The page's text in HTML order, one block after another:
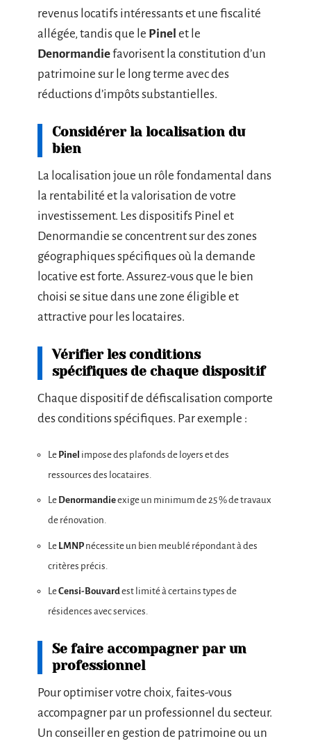
revenus locatifs intéressants et une fiscalité
allégée, tandis que le Pinel et le
Denormandiefavorisent la constitution d’un
patrimoine sur le long terme avec des
réductions d’impôts substantielles.
Considérer la localisation du
bien
La localisation joue un rôle fondamental dans
la rentabilité et la valorisation de votre
investissement. Les dispositifs Pinel et
Denormandie se concentrent sur des zones
géographiques spécifiques où la demande
locative est forte. Assurez-vous que le bien
choisi se situe dans une zone éligible et
attractive pour les locataires.
Vérifier les conditions
spécifiques de chaque dispositif
Chaque dispositif de défiscalisation comporte
des conditions spécifiques. Par exemple :
Le Pinel impose des plafonds de loyers et des
ressources des locataires.
Le Denormandieexige un minimum de 25 % de travaux
de rénovation.
Le LMNP nécessite un bien meublé répondant à des
critères précis.
LeCensi-Bouvardest limité à certains types de
résidences avec services.
Se faire accompagner par un
professionnel
Pour optimiser votre choix, faites-vous
accompagner par un professionnel du secteur.
Un conseiller en gestion de patrimoine ou un